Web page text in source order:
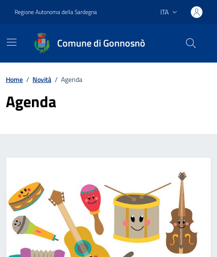
Regione Autonoma della Sardegna Lingua attiva:
ITA
Comune di Gonnosnò
Home / Novità / Agenda
Agenda